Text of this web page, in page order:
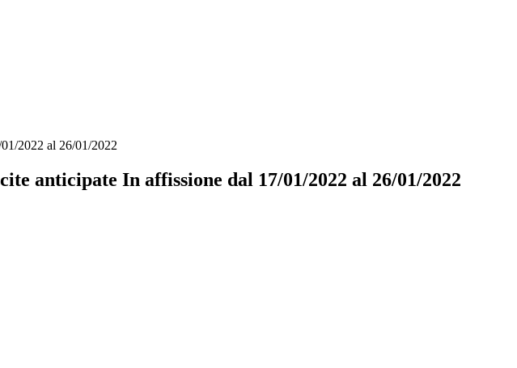
2022 al 26/01/2022
anticipate In affissione dal 17/01/2022 al 26/01/2022